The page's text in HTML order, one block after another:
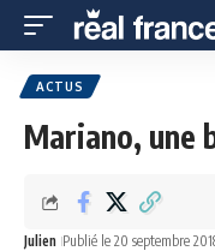
ACTUS
Mariano, une
Julien Publié le 20 septembre